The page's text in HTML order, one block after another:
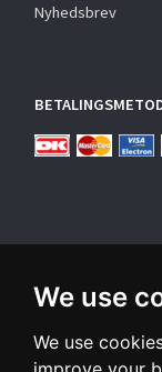
We use
We use
Nyhedsbrev
TILMELD
Email-
adresse